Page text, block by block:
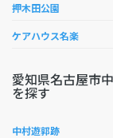
押木田公園
ケアハウス名楽
愛知県名古屋市
を探す
中村遊郭跡